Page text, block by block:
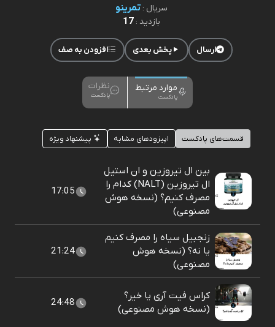
سریال :تمرینو
بازدید :17
ارسال پخش بعدی افزودن به صف
موارد مرتبط
پادکست
نظرات
پادکست
قسمت‌های پادکست اپیزودهای مشابه پیشنهاد ویژه
بین ال تیروزین و ان استیل
ال تیروزین (NALT) کدام را
مصرف کنیم؟ (نسخه هوش
مصنوعی)
17:05
زنجبیل سیاه را مصرف کنیم
یا نه؟ (نسخه هوش
مصنوعی)
21:24
کراس فیت آری یا خیر؟
(نسخه هوش مصنوعی)
24:48